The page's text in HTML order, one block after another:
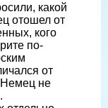
какой
отошел от
кого
по-
от
Немец не